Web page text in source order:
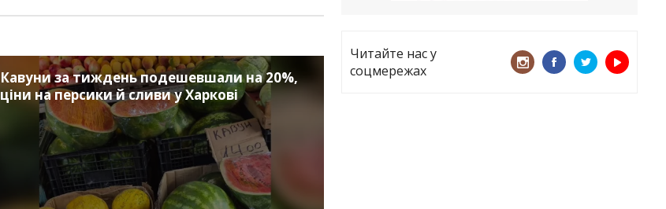
Кавуни за тиждень подешевшали на 20%,
ціни на персики й сливи у Харкові
Читайте нас у
соцмережах